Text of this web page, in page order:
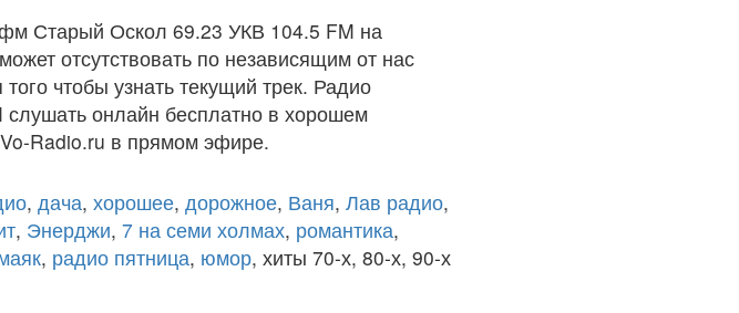
Старый Оскол 69.23 УКВ 104.5 FM на
отсутствовать по независящим от нас
чтобы узнать текущий трек. Радио
онлайн бесплатно в хорошем
Vo-Radio.ru в прямом эфире.
, дача, хорошее, дорожное, Ваня, Лав радио,
, Энерджи, 7 на семи холмах, романтика,
, радио пятница, юмор, хиты 70-х, 80-х, 90-х